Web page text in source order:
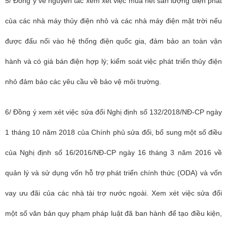
của các nhà máy thủy điện nhỏ và các nhà máy điện mặt trời nếu
được đấu nối vào hệ thống điện quốc gia, đảm bảo an toàn vận
hành và có giá bán điện hợp lý; kiểm soát việc phát triển thủy điện
nhỏ đảm bảo các yêu cầu về bảo vệ môi trường.
6/ Đồng ý xem xét việc sửa đổi Nghị định số 132/2018/NĐ-CP ngày
1 tháng 10 năm 2018 của Chính phủ sửa đổi, bổ sung một số điều
của Nghị định số 16/2016/NĐ-CP ngày 16 tháng 3 năm 2016 về
quản lý và sử dụng vốn hỗ trợ phát triển chính thức (ODA) và vốn
vay ưu đãi của các nhà tài trợ nước ngoài. Xem xét việc sửa đổi
một số văn bản quy phạm pháp luật đã ban hành để tạo điều kiện,